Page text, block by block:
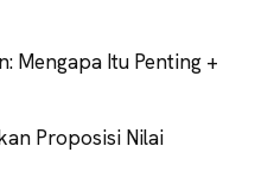
Mengapa Itu Penting +
Proposisi Nilai